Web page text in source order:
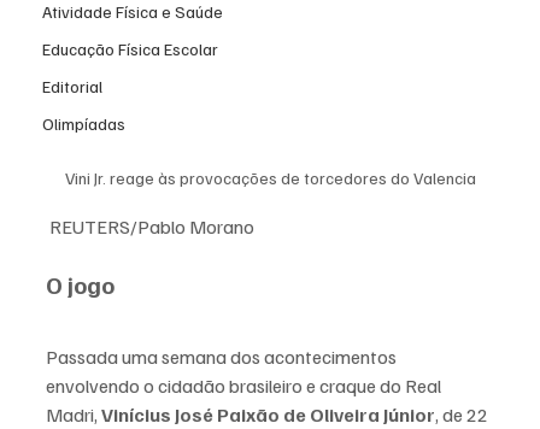
Atividade Física e Saúde
Educação Física Escolar
Editorial
Olimpíadas
Vini Jr. reage às provocações de torcedores do Valencia
REUTERS/Pablo Morano
O jogo
Passada uma semana dos acontecimentos
envolvendo o cidadão brasileiro e craque do Real
Madri, Vinícius José Paixão de Oliveira Júnior, de 22